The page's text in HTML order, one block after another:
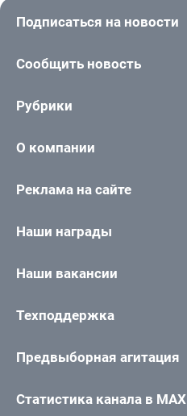
Подписаться на новости
Сообщить новость
Рубрики
О компании
Реклама на сайте
Наши награды
Наши вакансии
Техподдержка
Предвыборная агитация
Статистика канала в MAX